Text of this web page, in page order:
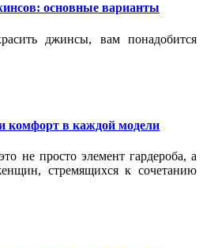
основные варианты
джинсы, вам понадобится
комфорт в каждой модели
не просто элемент гардероба, а
стремящихся к сочетанию